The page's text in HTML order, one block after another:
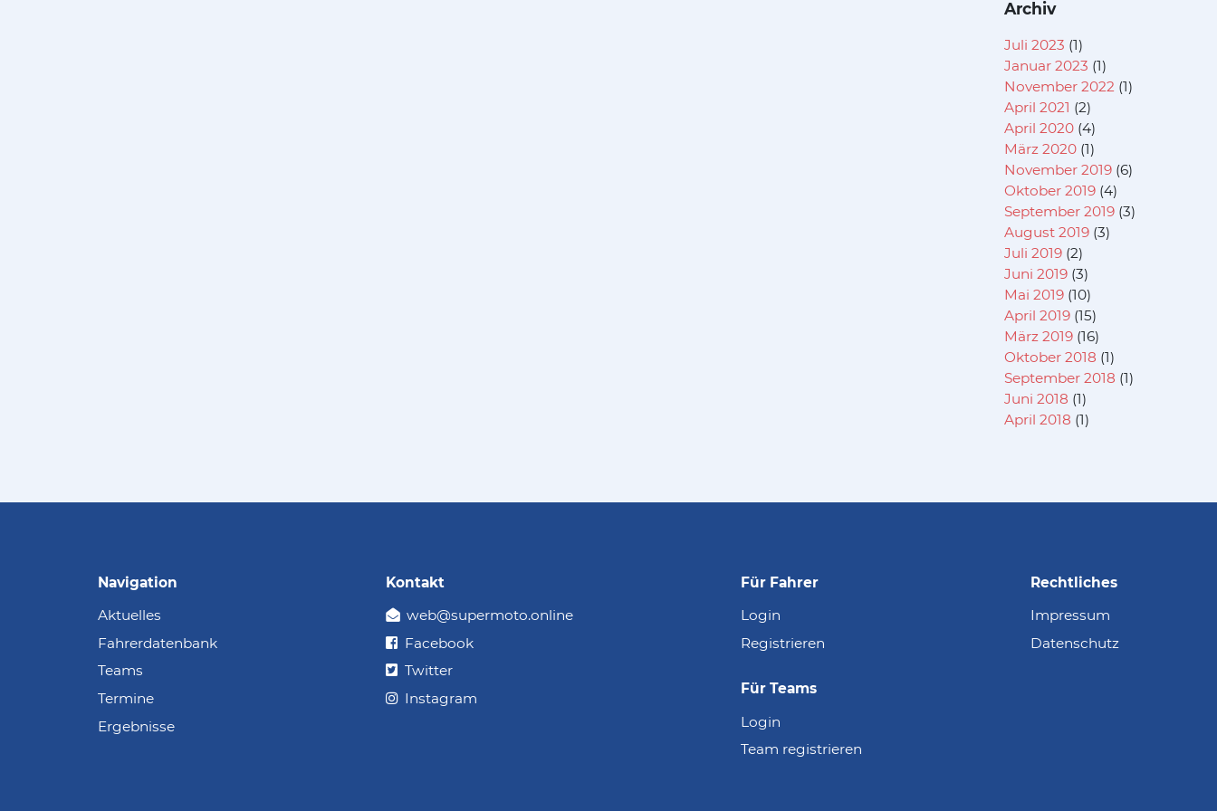
Archiv
Juli 2023 (1)
Januar 2023 (1)
November 2022 (1)
April 2021 (2)
April 2020 (4)
März 2020 (1)
November 2019 (6)
Oktober 2019 (4)
September 2019 (3)
August 2019 (3)
Juli 2019 (2)
Juni 2019 (3)
Mai 2019 (10)
April 2019 (15)
März 2019 (16)
Oktober 2018 (1)
September 2018 (1)
Juni 2018 (1)
April 2018 (1)
Navigation
Aktuelles
Fahrerdatenbank
Teams
Termine
Ergebnisse
Kontakt
web@supermoto.online
Facebook
Twitter
Instagram
Für Fahrer
Login
Registrieren
Für Teams
Login
Team registrieren
Rechtliches
Impressum
Datenschutz